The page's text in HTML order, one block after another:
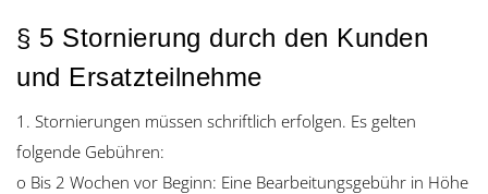
§ 5 Stornierung durch den Kunden
und Ersatzteilnehme
1. Stornierungen müssen schriftlich erfolgen. Es gelten
folgende Gebühren:
o Bis 2 Wochen vor Beginn: Eine Bearbeitungsgebühr in Höhe